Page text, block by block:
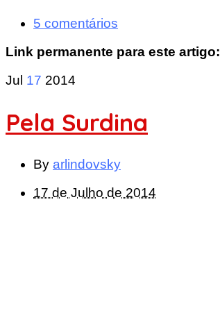
5 comentários
Link permanente para este artigo:
Jul 17 2014
Pela Surdina
By arlindovsky
17 de Julho de 2014